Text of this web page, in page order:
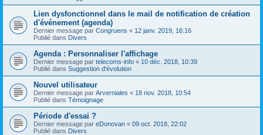
Lien dysfonctionnel dans le mail de notification de création
d'événement (agenda)
Dernier message par Congruens « 12 janv. 2019, 16:16
Publié dans Divers
Agenda : Personnaliser l'affichage
Dernier message par telecoms-info « 10 déc. 2018, 10:39
Publié dans Suggestion d'évolution
Nouvel utilisateur
Dernier message par Arverniales « 18 nov. 2018, 10:54
Publié dans Témoignage
Période d'essai ?
Dernier message par eDonovan « 09 oct. 2018, 22:02
Publié dans Divers